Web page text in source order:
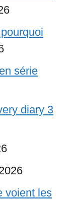
série
diary 3
voient les